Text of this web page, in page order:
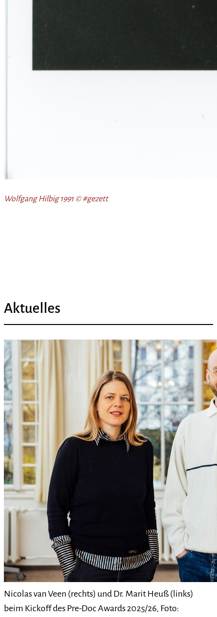
Wolfgang Hilbig 1991 © #gezett
Aktuelles
Nicolas van Veen (rechts) und Dr. Marit Heuß (links)
beim Kickoff des Pre-Doc Awards 2025/26, Foto: